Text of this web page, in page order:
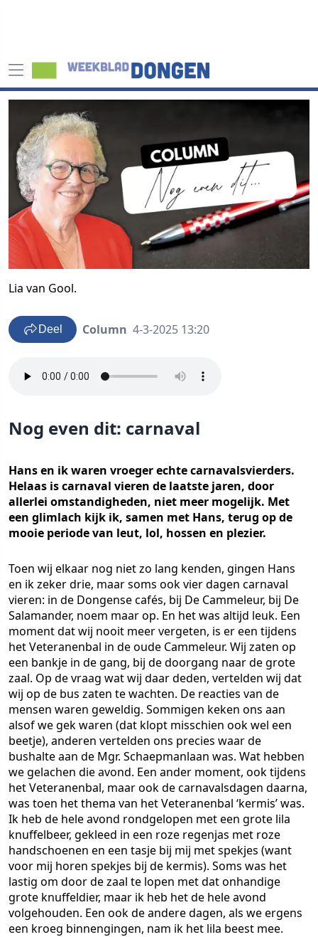
Lia van Gool.
Deel Column 4-3-2025 13:20
Nog even dit: carnaval
Hans en ik waren vroeger echte carnavalsvierders.
Helaas is carnaval vieren de laatste jaren, door
allerlei omstandigheden, niet meer mogelijk. Met
een glimlach kijk ik, samen met Hans, terug op de
mooie periode van leut, lol, hossen en plezier.
Toen wij elkaar nog niet zo lang kenden, gingen Hans
en ik zeker drie, maar soms ook vier dagen carnaval
vieren: in de Dongense cafés, bij De Cammeleur, bij De
Salamander, noem maar op. En het was altijd leuk. Een
moment dat wij nooit meer vergeten, is er een tijdens
het Veteranenbal in de oude Cammeleur. Wij zaten op
een bankje in de gang, bij de doorgang naar de grote
zaal. Op de vraag wat wij daar deden, vertelden wij dat
wij op de bus zaten te wachten. De reacties van de
mensen waren geweldig. Sommigen keken ons aan
alsof we gek waren (dat klopt misschien ook wel een
beetje), anderen vertelden ons precies waar de
bushalte aan de Mgr. Schaepmanlaan was. Wat hebben
we gelachen die avond. Een ander moment, ook tijdens
het Veteranenbal, maar ook de carnavalsdagen daarna,
was toen het thema van het Veteranenbal ‘kermis’ was.
Ik heb de hele avond rondgelopen met een grote lila
knuffelbeer, gekleed in een roze regenjas met roze
handschoenen en een tasje bij mij met spekjes (want
voor mij horen spekjes bij de kermis). Soms was het
lastig om door de zaal te lopen met dat onhandige
grote knuffeldier, maar ik heb het de hele avond
volgehouden. Een ook de andere dagen, als we ergens
een kroeg binnengingen, nam ik het lila beest mee.